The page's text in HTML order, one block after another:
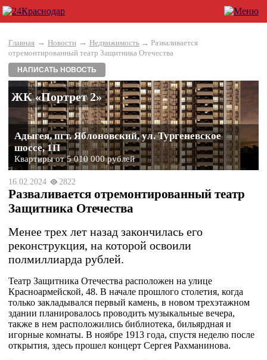
Главная → Новости → Недвижимость → Разваливается
отремонтированный театр Защитника Отечества
НАПИСАТЬ НОВОСТЬ
ЖК «Портрет 2»
Адыгея, пгт. Яблоновский, ул. Тургеневское
шоссе, 1П
Квартиры от 5 010 000 рублей
16.02.2024 2822
Разваливается отремонтированный театр
Защитника Отечества
Менее трех лет назад закончилась его
реконструкция, на которой освоили
полмиллиарда рублей.
Театр Защитника Отечества расположен на улице
Красноармейской, 48. В начале прошлого столетия, когда
только закладывался первый камень, в новом трехэтажном
здании планировалось проводить музыкальные вечера,
также в нем расположились библиотека, бильярдная и
игорные комнаты. В ноябре 1913 года, спустя неделю после
открытия, здесь прошел концерт Сергея Рахманинова.